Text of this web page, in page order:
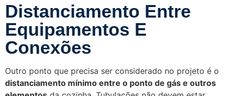
Distanciamento Entre
Equipamentos E
Conexões
Outro ponto que precisa ser considerado no projeto é o
distanciamento mínimo entre o ponto de gás e outros